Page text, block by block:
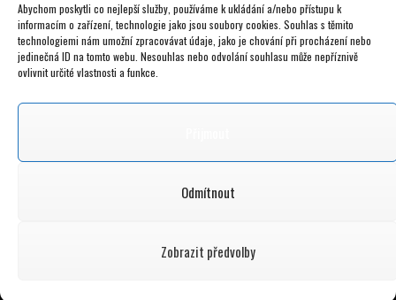
Abychom poskytli co nejlepší služby, používáme k ukládání a/nebo přístupu k
informacím o zařízení, technologie jako jsou soubory cookies. Souhlas s těmito
technologiemi nám umožní zpracovávat údaje, jako je chování při procházení nebo
jedinečná ID na tomto webu. Nesouhlas nebo odvolání souhlasu může nepříznivě
ovlivnit určité vlastnosti a funkce.
Odmítnout
Zobrazit předvolby
© 2015 – 2026 nacestylevne.cz | info@nacestylevne. cz